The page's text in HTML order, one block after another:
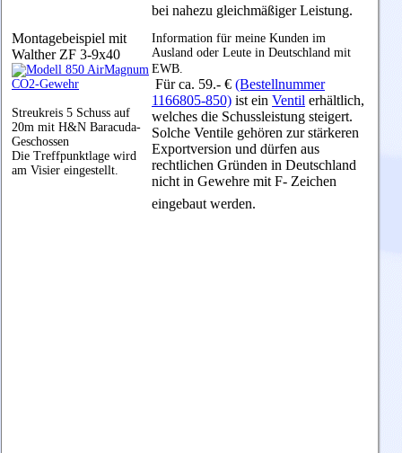
Montagebeispiel mit
Walther ZF 3-9x40
Streukreis 5 Schuss auf
20m mit H&N Baracuda-
Geschossen
Die Treffpunktlage wird
am Visier eingestellt.
bei nahezu gleichmäßiger Leistung.
Information für meine Kunden im
Ausland oder Leute in Deutschland mit
EWB.
Für ca. 59.- € (Bestellnummer
1166805-850) ist ein Ventil erhältlich,
welches die Schussleistung steigert.
Solche Ventile gehören zur stärkeren
Exportversion und dürfen aus
rechtlichen Gründen in Deutschland
nicht in Gewehre mit F- Zeichen
eingebaut werden.